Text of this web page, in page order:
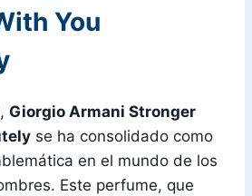
You
Giorgio Armani Stronger
se ha consolidado como
en el mundo de los
Este perfume, que